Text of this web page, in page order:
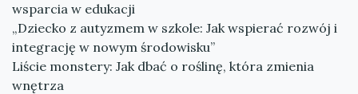
wsparcia w edukacji
„Dziecko z autyzmem w szkole: Jak wspierać rozwój i
integrację w nowym środowisku”
Liście monstery: Jak dbać o roślinę, która zmienia
wnętrza